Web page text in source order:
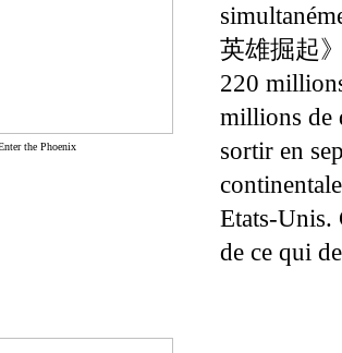
the Phoenix
英雄掘起
220
millions de
sortir en
Etats-Unis.
de ce qui